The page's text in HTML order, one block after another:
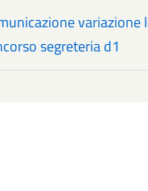
variazione
segreteria d1